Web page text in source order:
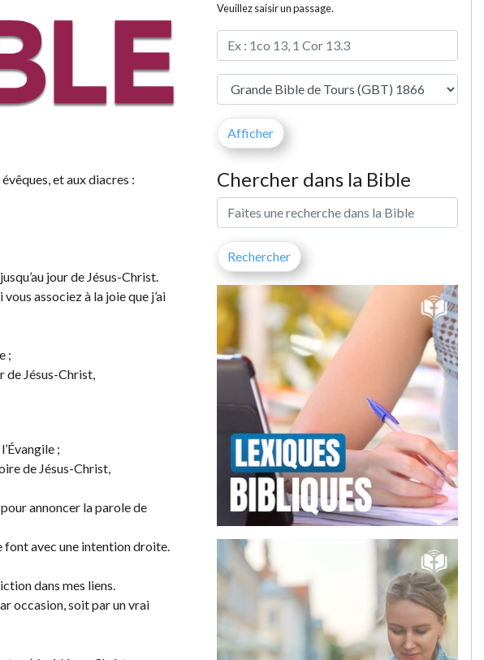
et aux diacres :
jour de Jésus-Christ.
associez à la joie que j’ai
;
de Jésus-Christ,
;
de Jésus-Christ,
annoncer la parole de
font avec une intention droite.
dans mes liens.
occasion, soit par un vrai
Veuillez saisir un passage.
Chercher dans la Bible